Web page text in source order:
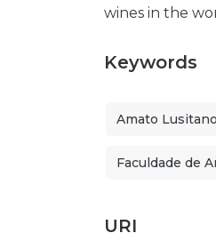
wines in the
Keywords
Amato Lusitano
Faculdade de
URI